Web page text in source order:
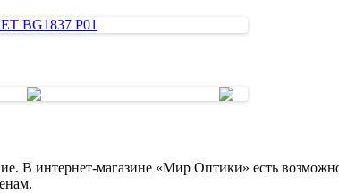
В интернет-магазине «Мир Оптики» есть